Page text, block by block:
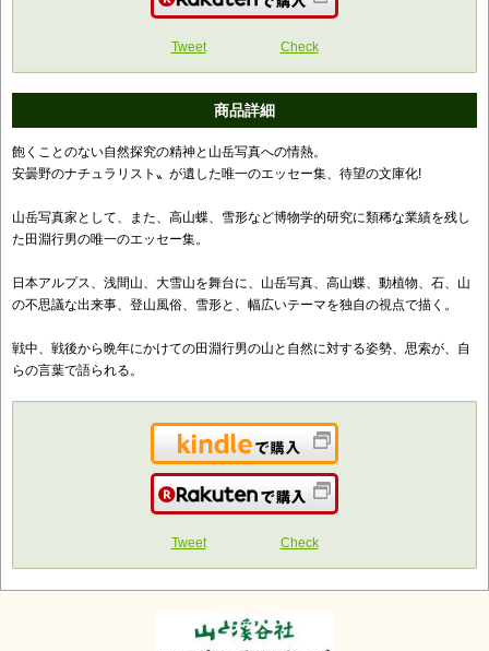
楽天で購入
Tweet Check
商品詳細
飽くことのない自然探究の精神と山岳写真への情熱。
安曇野のナチュラリスト〟が遺した唯一のエッセー集、待望の文庫化!
山岳写真家として、また、高山蝶、雪形など博物学的研究に類稀な業績を残し
た田淵行男の唯一のエッセー集。
日本アルプス、浅間山、大雪山を舞台に、山岳写真、高山蝶、動植物、石、山
の不思議な出来事、登山風俗、雪形と、幅広いテーマを独自の視点で描く。
戦中、戦後から晩年にかけての田淵行男の山と自然に対する姿勢、思索が、自
らの言葉で語られる。
Kindleで購入
楽天で購入
Tweet Check